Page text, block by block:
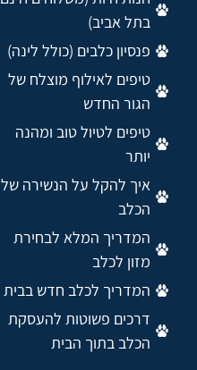
בתל אביב)
פנסיון כלבים (כולל לינה)
טיפים לאילוף מוצלח של
הגור החדש
טיפים לטיול טוב ומהנה
יותר
איך להקל על הנשירה של
הכלב
המדריך המלא לבחירת
מזון לכלב
המדריך לכלב חדש בבית
דרכים פשוטות להעסקת
הכלב בתוך הבית